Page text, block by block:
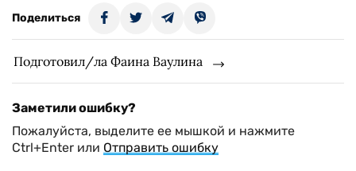
Поделиться
Подготовил/ла Фаина Ваулина
Заметили ошибку?
Пожалуйста, выделите ее мышкой и нажмите
Ctrl+Enter или Отправить ошибку